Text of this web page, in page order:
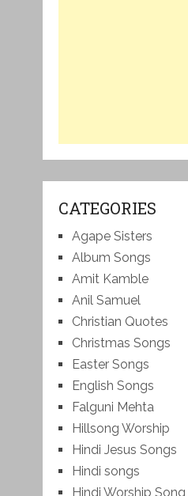
CATEGORIES
Agape Sisters
Album Songs
Amit Kamble
Anil Samuel
Christian Quotes
Christmas Songs
Easter Songs
English Songs
Falguni Mehta
Hillsong Worship
Hindi Jesus Songs
Hindi songs
Hindi Worship Song